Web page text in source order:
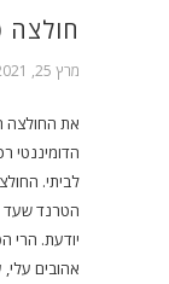
חולצה
מרץ 25, 2021
את החולצה
הדומיננטי
לביתי.
הטרנד
יודעת. הרי
אהובים